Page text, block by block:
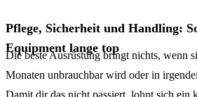
Pflege, Sicherheit und Handling:
Equipment lange top
Die beste Ausrüstung bringt nichts, wenn
Monaten unbrauchbar wird oder in
Damit dir das nicht passiert, lohnt sich ein